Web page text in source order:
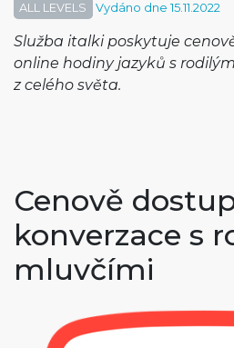
ALL LEVELS Vydáno dne 15.11.2022
Služba italki poskytuje
online hodiny jazyků s
z celého světa.
Cenově
konverzace s
mluvčími